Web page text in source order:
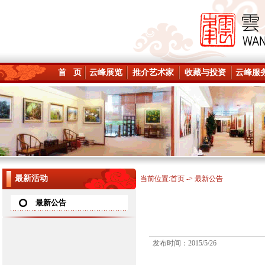
首 页 云峰展览 推介艺术家 收藏与投资 云峰服
最新活动
最新公告
当前位置:首页-> 最新公告
发布时间：2015/5/26